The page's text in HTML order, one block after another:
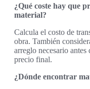
¿Qué coste hay que
material?
Calcula el costo de
obra. También
arreglo necesario antes
precio final.
¿Dónde encontrar